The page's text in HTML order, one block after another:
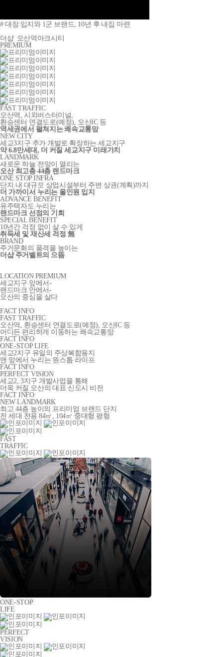
# 대장 입지와 1군 브랜드, 10년 후 내집 마련
더샵 오산역아크시티
PREMIUM
FAST TRAFFIC
오산역, 시외버스터미널,
환승센터 연결도로(예정) , 오산IC 등
역세권에서 펼쳐지는 쾌속교통망
NEW CITY
세교3지구 추가 개발로 확장하는 세교지구
약 6.8만세대, 더 커질 세교지구 미래가치
LANDMARK
새로운 하늘 전망이 열리는
오산 최고층 44층 랜드마크
ONE STOP INFRA
단지 내 대규모 상업시설부터 주변 상권(계획)까지
더 가까이서 누리는 올인원 입지
ADVANCE BENEFIT
유주택자도 누리는
랜드마크 선점의 기회
SPECIAL BENEFIT
10년간 걱정 없이 살 수 있게
취득세 및 재산세 걱정 無
BRAND
주거문화의 품격을 높이는
더샵 주거벨트의 으뜸
LOCATION PREMIUM
세교지구 앞에서-
랜드마크 안에서-
오산의 중심을 살다
FACT INFO
FAST TRAFFIC
오산역, 환승센터 연결도로(예정), 오산IC 등
어디든 편리하게 이동하는 쾌속교통망
FACT INFO
ONE-STOP LIFE
세교2지구 유일의 주상복합용지
맨 앞에서 누리는 원스톱 라이프
FACT INFO
PERFECT VISION
세교2, 3지구 개발사업을 통해
더욱 커질 오산의 대표 신도시 비전
FACT INFO
NEW LANDMARK
최고 44층 높이의 프리미엄 브랜드 단지
전 세대 전용 84㎡, 104㎡ 중대형 평형
FAST
TRAFFIC
ONE-STOP
LIFE
PERFECT
VISION